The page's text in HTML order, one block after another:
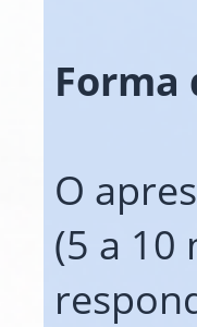
Forma
O
(5 a 10